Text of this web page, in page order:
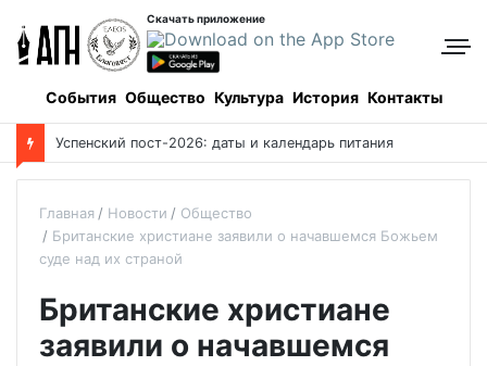
Скачать приложение
События Общество Культура История Контакты
Успенский пост-2026: даты и календарь питания
Главная Новости
Общество
Британские христиане заявили о начавшемся Божьем
суде над их страной
Британские христиане
заявили о начавшемся